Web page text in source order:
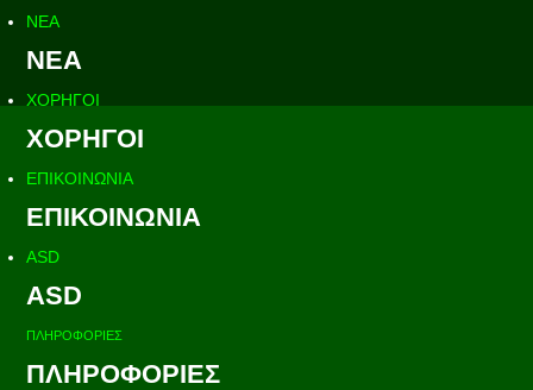
ΝΕΑ
ΝΕΑ
ΧΟΡΗΓΟΙ
ΧΟΡΗΓΟΙ
ΕΠΙΚΟΙΝΩΝΙΑ
ΕΠΙΚΟΙΝΩΝΙΑ
ASD
ASD
ΠΛΗΡΟΦΟΡΙΕΣ
ΠΛΗΡΟΦΟΡΙΕΣ